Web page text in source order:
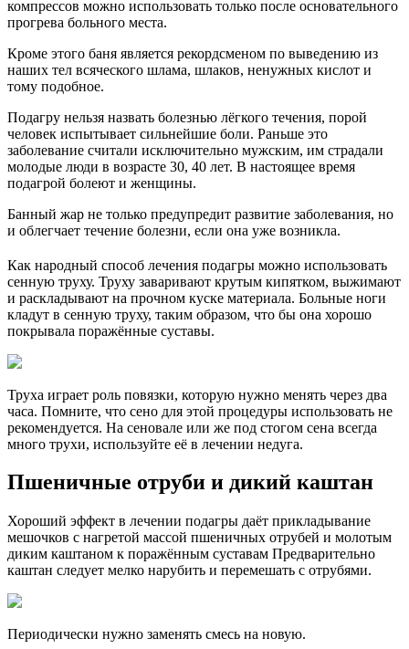
компрессов можно использовать только после основательного
прогрева больного места.
Кроме этого баня является рекордсменом по выведению из
наших тел всяческого шлама, шлаков, ненужных кислот и
тому подобное.
Подагру нельзя назвать болезнью лёгкого течения, порой
человек испытывает сильнейшие боли. Раньше это
заболевание считали исключительно мужским, им страдали
молодые люди в возрасте 30, 40 лет. В настоящее время
подагрой болеют и женщины.
Банный жар не только предупредит развитие заболевания, но
и облегчает течение болезни, если она уже возникла.
Как народный способ лечения подагры можно использовать
сенную труху. Труху заваривают крутым кипятком, выжимают
и раскладывают на прочном куске материала. Больные ноги
кладут в сенную труху, таким образом, что бы она хорошо
покрывала поражённые суставы.
Труха играет роль повязки, которую нужно менять через два
часа. Помните, что сено для этой процедуры использовать не
рекомендуется. На сеновале или же под стогом сена всегда
много трухи, используйте её в лечении недуга.
Пшеничные отруби и дикий каштан
Хороший эффект в лечении подагры даёт прикладывание
мешочков с нагретой массой пшеничных отрубей и молотым
диким каштаном к поражённым суставам Предварительно
каштан следует мелко нарубить и перемешать с отрубями.
Периодически нужно заменять смесь на новую.